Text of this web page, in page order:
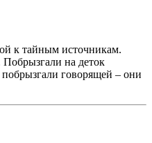
к тайным источникам.
на деток
говорящей – они